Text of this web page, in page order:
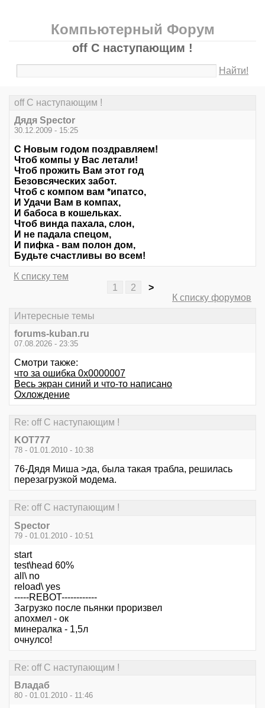
Компьютерный Форум
off С наступающим !
Найти!
off С наступающим !
Дядя Speсtor
30.12.2009 - 15:25
С Новым годом поздравляем!
Чтоб компы у Вас летали!
Чтоб прожить Вам этот год
Безовсяческих забот.
Чтоб с компом вам *ипатсо,
И Удачи Вам в компах,
И бабоса в кошельках.
Чтоб винда пахала, слон,
И не падала спецом,
И пифка - вам полон дом,
Будьте счастливы во всем!
К списку тем
1
2
>
К списку форумов
Интересные темы
forums-kuban.ru
07.08.2026 - 23:35
Смотри также:
что за ошибка 0х0000007
Весь экран синий и что-то написано
Охлождение
Re: off С наступающим !
KOT777
78 - 01.01.2010 - 10:38
76-Дядя Миша >да, была такая трабла, решилась
перезагрузкой модема.
Re: off С наступающим !
Spector
79 - 01.01.2010 - 10:51
start
test\head 60%
all\ no
reload\ yes
-----REBOT------------
Загрузко после пьянки проризвел
апохмел - ок
минералка - 1,5л
очнулсо!
Re: off С наступающим !
Владаб
80 - 01.01.2010 - 11:46